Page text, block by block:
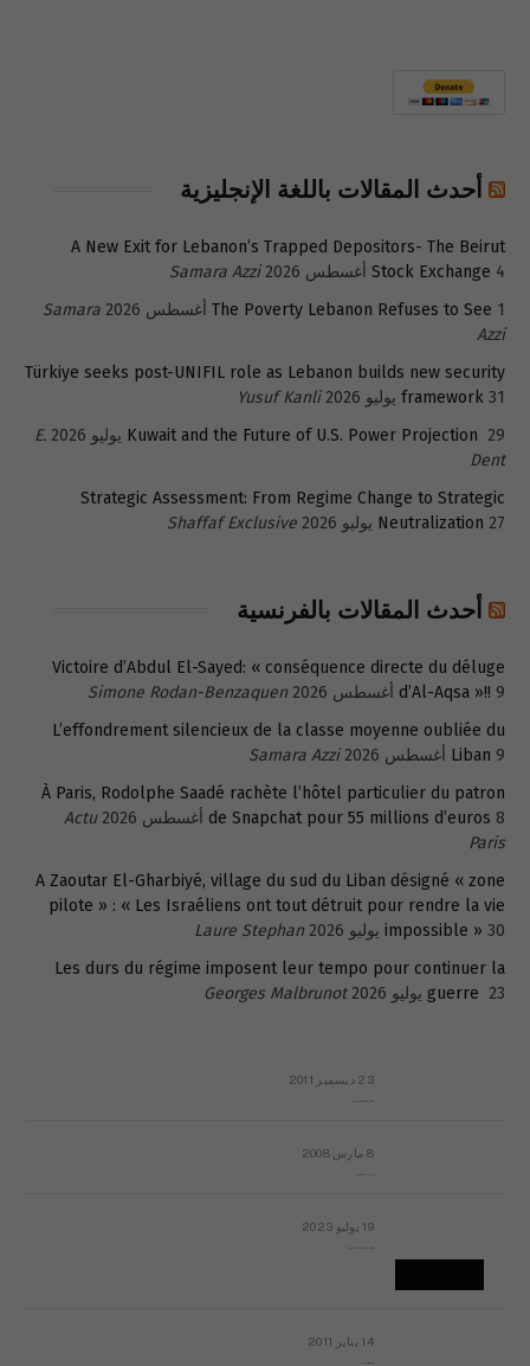
أحدث المقالات باللغة الإنجليزية
A New Exit for Lebanon’s Trapped Depositors- The Beirut
Stock Exchange 4 أغسطس 2026
Samara Azzi
The Poverty Lebanon Refuses to See 1 أغسطس 2026
Samara
Azzi
Türkiye seeks post-UNIFIL role as Lebanon builds new security
framework 31 يوليو 2026
Yusuf Kanli
Kuwait and the Future of U.S. Power Projection 29 يوليو 2026
E.
Dent
Strategic Assessment: From Regime Change to Strategic
Neutralization 27 يوليو 2026 Shaffaf Exclusive
أحدث المقالات بالفرنسية
Victoire d’Abdul El-Sayed: « conséquence directe du déluge
d’Al-Aqsa »!! 9 أغسطس 2026
Simone Rodan-Benzaquen
L’effondrement silencieux de la classe moyenne oubliée du
Liban 9 أغسطس 2026
Samara Azzi
À Paris, Rodolphe Saadé rachète l’hôtel particulier du patron
de Snapchat pour 55 millions d’euros 8 أغسطس 2026
Actu
Paris
A Zaoutar El-Gharbiyé, village du sud du Liban désigné « zone
pilote » : « Les Israéliens ont tout détruit pour rendre la vie
impossible » 30 يوليو 2026
Laure Stephan
Les durs du régime imposent leur tempo pour continuer la
guerre 23 يوليو 2026 Georges Malbrunot
23 ديسمبر 2011
8 مارس 2008
19 يوليو 2023
14 يناير 2011